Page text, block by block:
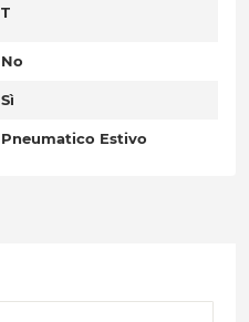
T
No
Sì
Pneumatico Estivo